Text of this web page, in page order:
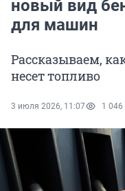
новый вид
для машин
Рассказываем,
несет топливо
3 июля 2026, 11:07 1 046